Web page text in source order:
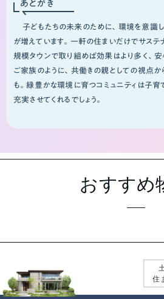
あとがき
子どもたちの未来のために、環境を意識
が増えています。一軒の住まいだけでサステ
規模タウンで取り組めば効果はより多く、
ご家族のように、共働きの親としての視点か
も。緑豊かな環境に育つコミュニティは子育
充実させてくれるでしょう。
おすすめ
住